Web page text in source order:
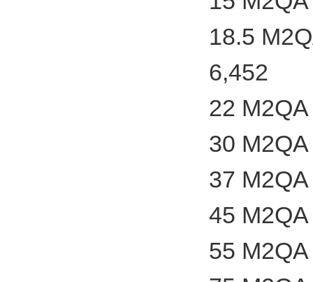
18.5
6,452
22
30
37
45
55